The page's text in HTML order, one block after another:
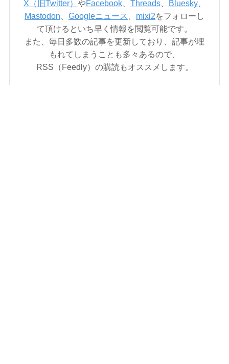
X（旧Twitter） やFacebook、 Threads、 Bluesky、
Mastodon
Googleニュース mixi2をフォローし
て頂けるといち早く情報を閲覧可能です。
また、毎日多数の記事を更新しており、記事が埋
もれてしまうことも多々あるので、
RSS（Feedly）の購読もオススメします。